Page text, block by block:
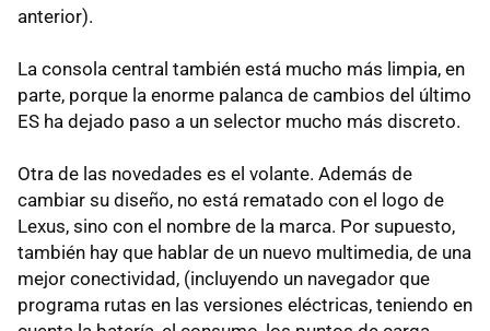
anterior).
La consola central también está mucho más limpia, en
parte, porque la enorme palanca de cambios del último
ES ha dejado paso a un selector mucho más discreto.
Otra de las novedades es el volante. Además de
cambiar su diseño, no está rematado con el logo de
Lexus, sino con el nombre de la marca. Por supuesto,
también hay que hablar de un nuevo multimedia, de una
mejor conectividad, (incluyendo un navegador que
programa rutas en las versiones eléctricas, teniendo en